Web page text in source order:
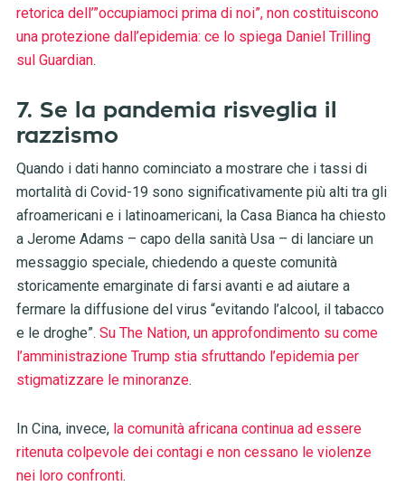
retorica dell’”occupiamoci prima di noi”, non costituiscono
una protezione dall’epidemia: ce lo spiega Daniel Trilling
sul Guardian.
7. Se la pandemia risveglia il
razzismo
Quando i dati hanno cominciato a mostrare che i tassi di
mortalità di Covid-19 sono significativamente più alti tra gli
afroamericani e i latinoamericani, la Casa Bianca ha chiesto
a Jerome Adams – capo della sanità Usa – di lanciare un
messaggio speciale, chiedendo a queste comunità
storicamente emarginate di farsi avanti e ad aiutare a
fermare la diffusione del virus “evitando l’alcool, il tabacco
e le droghe”. Su The Nation, un approfondimento su come
l’amministrazione Trump stia sfruttando l’epidemia per
stigmatizzare le minoranze.
In Cina, invece, la comunità africana continua ad essere
ritenuta colpevole dei contagi e non cessano le violenze
nei loro confronti.